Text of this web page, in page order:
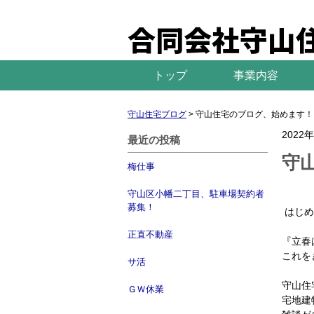
合同会社守山
トップ 事業内容
守山住宅ブログ > 守山住宅のブログ、始めます！
最近の投稿
梅仕事
守山区小幡二丁目、駐車場契約者
募集！
正直不動産
サ活
ＧＷ休業
2022
守
はじ
『立
これ
守山住
宅地建